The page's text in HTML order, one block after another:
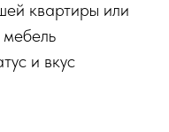
квартиры или
и вкус